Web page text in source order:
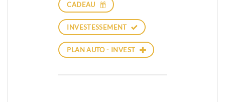
CADEAU
INVESTESSEMENT
PLAN AUTO - INVEST